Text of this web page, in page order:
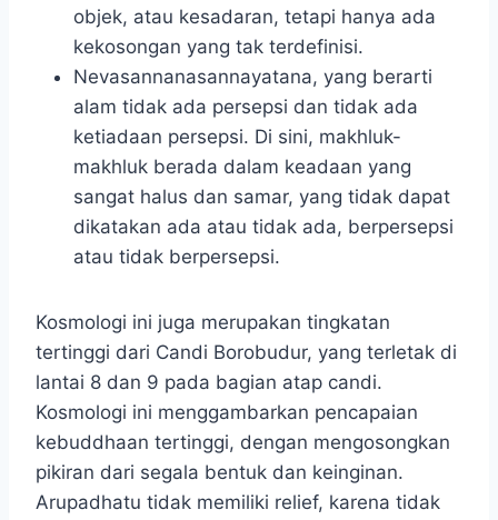
objek, atau kesadaran, tetapi hanya ada
kekosongan yang tak terdefinisi.
Nevasannanasannayatana, yang berarti
alam tidak ada persepsi dan tidak ada
ketiadaan persepsi. Di sini, makhluk-
makhluk berada dalam keadaan yang
sangat halus dan samar, yang tidak dapat
dikatakan ada atau tidak ada, berpersepsi
atau tidak berpersepsi.
Kosmologi ini juga merupakan tingkatan
tertinggi dari Candi Borobudur, yang terletak di
lantai 8 dan 9 pada bagian atap candi.
Kosmologi ini menggambarkan pencapaian
kebuddhaan tertinggi, dengan mengosongkan
pikiran dari segala bentuk dan keinginan.
Arupadhatu tidak memiliki relief, karena tidak